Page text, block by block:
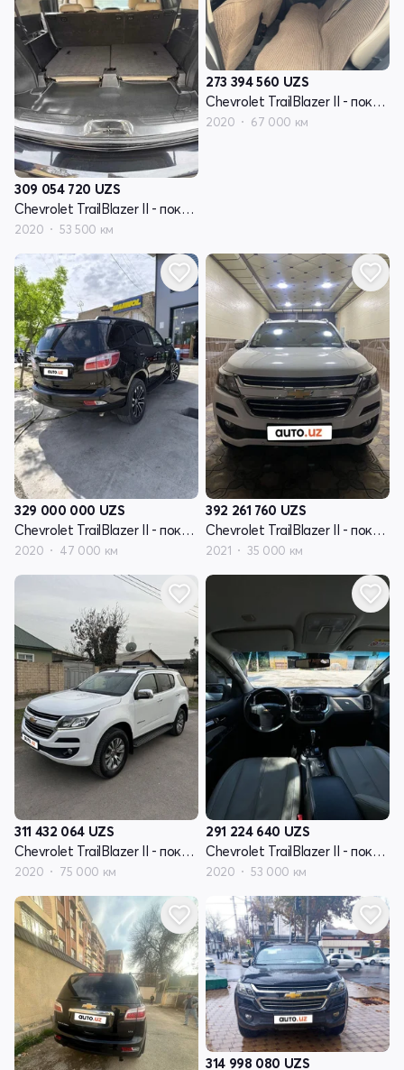
309 054 720 UZS
Chevrolet TrailBlazer II - поколение рестайлинг
2020 53 500 км
273 394 560 UZS
Chevrolet TrailBlazer II - поколение рестайлинг
2020 67 000 км
329 000 000 UZS
Chevrolet TrailBlazer II - поколение рестайлинг
2020 47 000 км
392 261 760 UZS
Chevrolet TrailBlazer II - поколение рестайлинг
2021 35 000 км
311 432 064 UZS
Chevrolet TrailBlazer II - поколение рестайлинг
2020 75 000 км
291 224 640 UZS
Chevrolet TrailBlazer II - поколение рестайлинг
2020 53 000 км
314 998 080 UZS